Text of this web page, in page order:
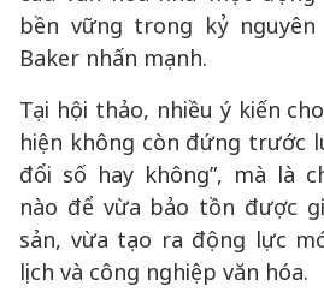
bền vững trong kỷ nguyên
Baker nhấn mạnh.
Tại hội thảo, nhiều ý kiến
hiện không còn đứng trước
đổi số hay không”, mà là
nào để vừa bảo tồn được
sản, vừa tạo ra động lực
lịch và công nghiệp văn hóa.